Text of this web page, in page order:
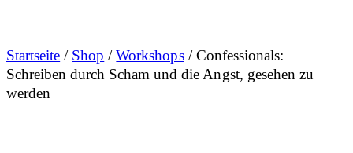
Startseite / Shop /Workshops/ Confessionals:
Schreiben durch Scham und die Angst, gesehen zu
werden